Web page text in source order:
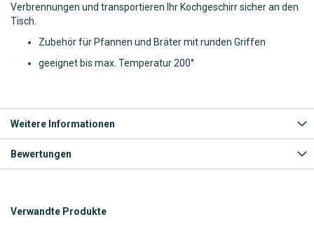
Verbrennungen und transportieren Ihr Kochgeschirr sicher an den
Tisch.
Zubehör für Pfannen und Bräter mit runden Griffen
geeignet bis max. Temperatur 200°
Weitere Informationen
Bewertungen
Verwandte Produkte